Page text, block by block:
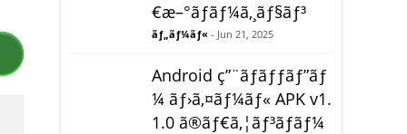
€æ–°ãƒãƒ¼ã‚¸ãƒ§ãƒ³
ãƒ„ãƒ¼ãƒ« - Jun 21, 2025
Android ç”¨ãƒãƒƒãƒ”ãƒ
¼ ãƒ›ã‚¤ãƒ¼ãƒ« APK v1.
1.0 ã®ãƒ€ã‚¦ãƒ³ãƒ­ãƒ¼